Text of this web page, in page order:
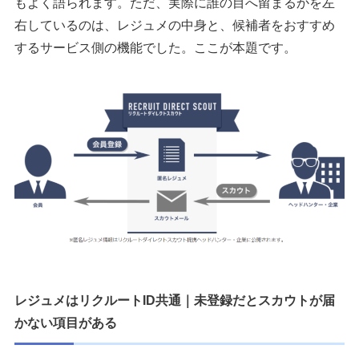
もよく語られます。ただ、実際に誰の目へ留まるかを左
右しているのは、レジュメの中身と、候補者をおすすめ
するサービス側の機能でした。ここが本題です。
レジュメはリクルートID共通｜未登録だとスカウトが届
かない項目がある